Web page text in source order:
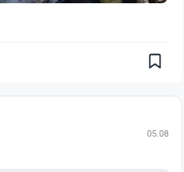
05.08